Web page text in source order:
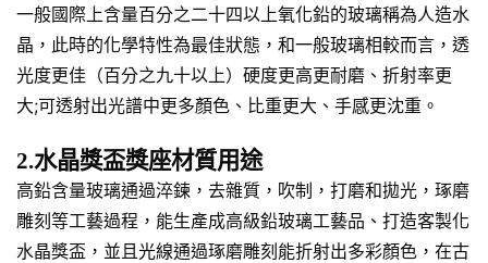
一般國際上含量百分之二十四以上氧化鉛的玻璃稱為人造水
晶，此時的化學特性為最佳狀態，和一般玻璃相較而言，透
光度更佳（百分之九十以上）硬度更高更耐磨、折射率更
大;可透射出光譜中更多顏色、比重更大、手感更沈重。
2.水晶獎盃獎座材質用途
高鉛含量玻璃通過淬鍊，去雜質，吹制，打磨和拋光，琢磨
雕刻等工藝過程，能生產成高級鉛玻璃工藝品、打造客製化
水晶獎盃，並且光線通過琢磨雕刻能折射出多彩顏色，在古